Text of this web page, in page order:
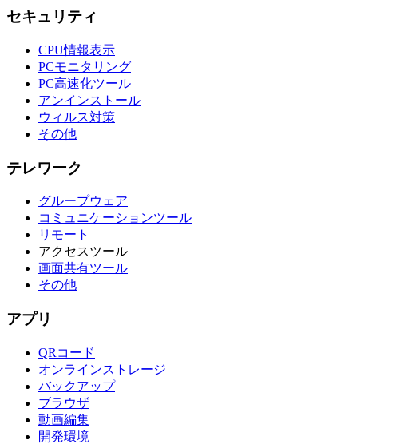
セキュリティ
CPU情報表示
PCモニタリング
PC高速化ツール
アンインストール
ウィルス対策
その他
テレワーク
グループウェア
コミュニケーションツール
リモート
アクセスツール
画面共有ツール
その他
アプリ
QRコード
オンラインストレージ
バックアップ
ブラウザ
動画編集
開発環境